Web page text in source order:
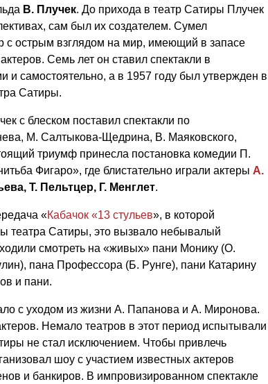
В. Плучек. До прихода в театр Сатиры Плучек
сам был их создателем. Сумел
с острым взглядом на мир, имеющий в запасе
Семь лет он ставил спектакли в
и самостоятельно, а в 1957 году был утвержден в
Сатиры.
с блеском поставил спектакли по
М. Салтыкова-Щедрина, В. Маяковского,
триумф принесла постановка комедии П.
Фигаро», где блистательно играли актеры А.
Т. Пельтцер, Г. Менглет.
«Кабачок «13 стульев», в которой
театра Сатиры, это вызвало небывалый
смотреть на «живых» пани Монику (О.
пана Профессора (Б. Рунге), пани Катарину
и пани.
с уходом из жизни А. Папанова и А. Миронова.
Немало театров в этот период испытывали
не стал исключением. Чтобы привлечь
шоу с участием известных актеров
и банкиров. В импровизированном спектакле